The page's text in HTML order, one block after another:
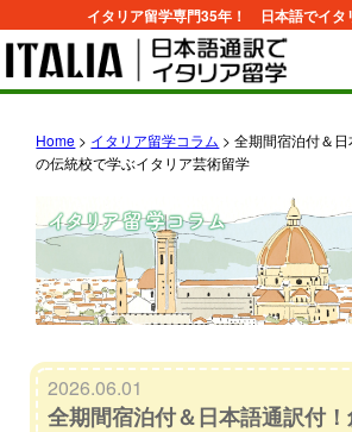
イタリア留学専門35年！ 日本語でイタ
Home > イタリア留学コラム >全期間宿泊付＆
の伝統校で学ぶイタリア芸術留学
2026.06.01
全期間宿泊付＆日本語通訳付